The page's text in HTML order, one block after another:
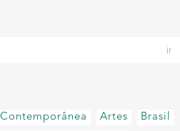
Artes
Brasil